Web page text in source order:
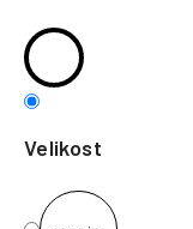
Velikost